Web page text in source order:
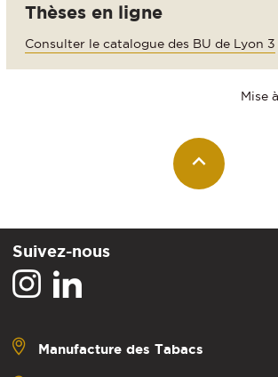
Thèses en ligne
Consulter le catalogue des BU de Lyon 3
Mise
Suivez-nous
Manufacture des Tabacs